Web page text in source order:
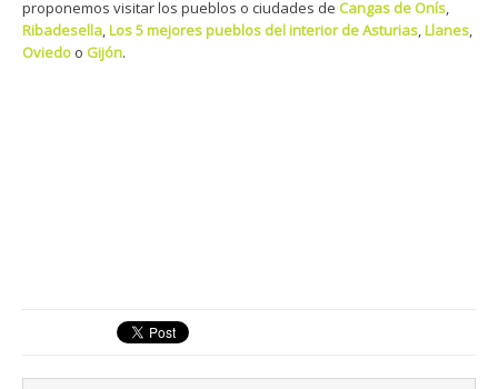
proponemos visitar los pueblos o ciudades de Cangas de Onís,
Ribadesella,Los 5 mejores pueblos del interior de Asturias,Llanes,
Oviedo o Gijón.